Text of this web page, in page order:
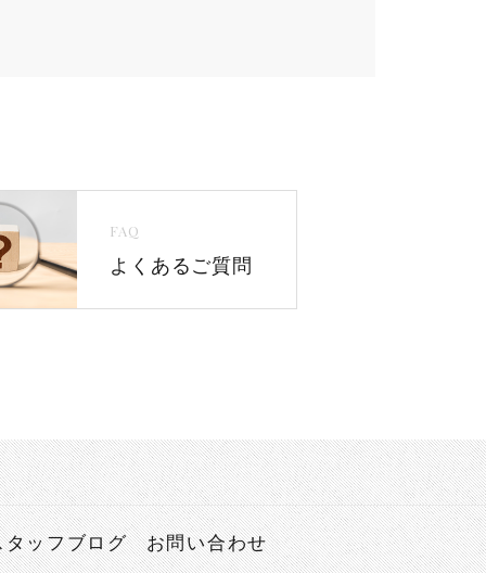
FAQ
よくあるご質問
タッフブログ お問い合わせ